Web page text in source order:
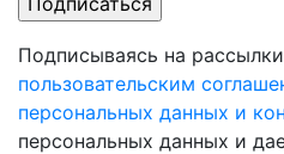
Подписываясь на
пользовательским
персональных данных и
персональных данных и